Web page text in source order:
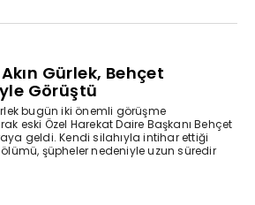
Gürlek, Behçet
Görüştü
bugün iki önemli görüşme
eski Özel Harekat Daire Başkanı Behçet
geldi. Kendi silahıyla intihar ettiği
şüpheler nedeniyle uzun süredir